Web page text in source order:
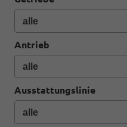
Antrieb
Ausstattungslinie